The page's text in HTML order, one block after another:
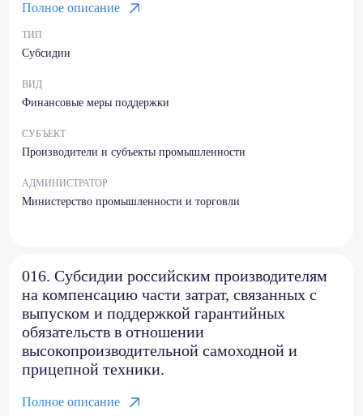
Полное описание
ТИП
Субсидии
ВИД
Финансовые меры поддержки
СУБЪЕКТ
Производители и субъекты промышленности
АДМИНИСТРАТОР
Министерство промышленности и торговли
016. Субсидии российским производителям
на компенсацию части затрат, связанных с
выпуском и поддержкой гарантийных
обязательств в отношении
высокопроизводительной самоходной и
прицепной техники.
Полное описание